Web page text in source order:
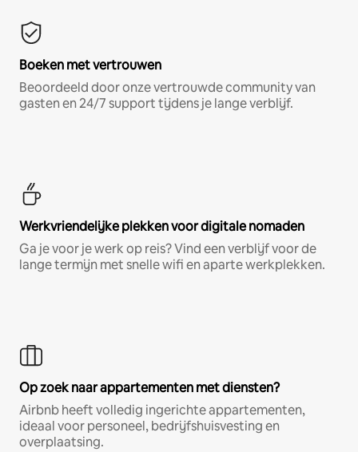
Boeken met vertrouwen
Beoordeeld door onze vertrouwde community van
gasten en 24/7 support tijdens je lange verblijf.
Werkvriendelijke plekken voor digitale nomaden
Ga je voor je werk op reis? Vind een verblijf voor de
lange termijn met snelle wifi en aparte werkplekken.
Op zoek naar appartementen met diensten?
Airbnb heeft volledig ingerichte appartementen,
ideaal voor personeel, bedrijfshuisvesting en
overplaatsing.